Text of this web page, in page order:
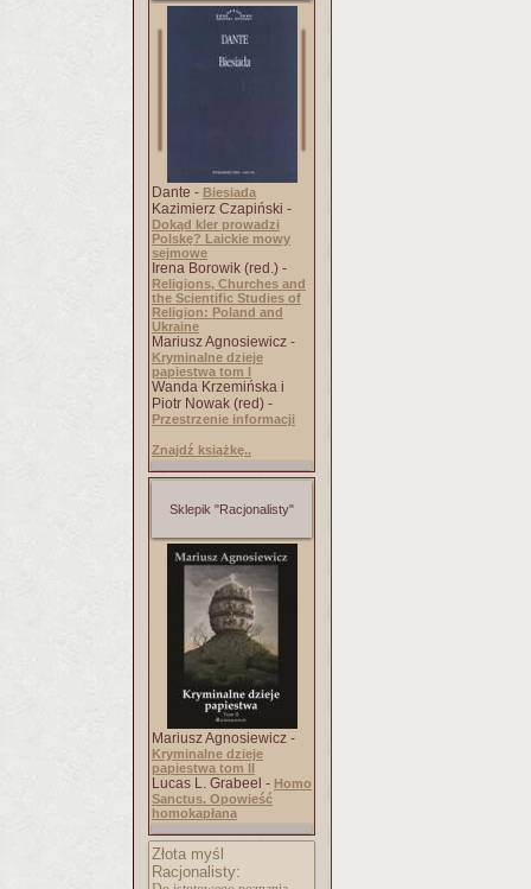
Dante - Biesiada
Kazimierz Czapiński -
Dokąd kler prowadzi
Polskę? Laickie mowy
sejmowe
Irena Borowik (red.) -
Religions, Churches and
the Scientific Studies of
Religion: Poland and
Ukraine
Mariusz Agnosiewicz -
Kryminalne dzieje
papiestwa tom I
Wanda Krzemińska i
Piotr Nowak (red) -
Przestrzenie informacji
Znajdź książkę..
Sklepik "Racjonalisty"
Mariusz Agnosiewicz -
Kryminalne dzieje
papiestwa tom II
Lucas L. Grabeel - Homo
Sanctus. Opowieść
homokapłana
Złota myśl
Racjonalisty: